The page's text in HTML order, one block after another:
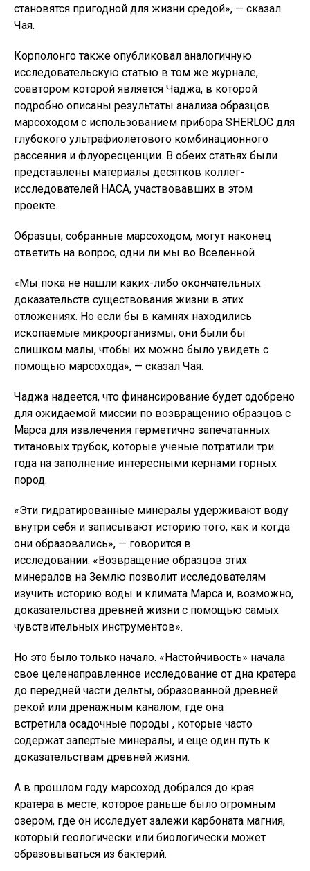
становятся пригодной для жизни средой», — сказал
Чая.
Корполонго также опубликовал аналогичную
исследовательскую статью в том же журнале,
соавтором которой является Чаджа, в которой
подробно описаны результаты анализа образцов
марсоходом с использованием прибора SHERLOC для
глубокого ультрафиолетового комбинационного
рассеяния и флуоресценции. В обеих статьях были
представлены материалы десятков коллег-
исследователей НАСА, участвовавших в этом
проекте.
Образцы, собранные марсоходом, могут наконец
ответить на вопрос, одни ли мы во Вселенной.
«Мы пока не нашли каких-либо окончательных
доказательств существования жизни в этих
отложениях. Но если бы в камнях находились
ископаемые микроорганизмы, они были бы
слишком малы, чтобы их можно было увидеть с
помощью марсохода», — сказал Чая.
Чаджа надеется, что финансирование будет одобрено
для ожидаемой миссии по возвращению образцов с
Марса для извлечения герметично запечатанных
титановых трубок, которые ученые потратили три
года на заполнение интересными кернами горных
пород.
«Эти гидратированные минералы удерживают воду
внутри себя и записывают историю того, как и когда
они образовались», — говорится в
исследовании. «Возвращение образцов этих
минералов на Землю позволит исследователям
изучить историю воды и климата Марса и, возможно,
доказательства древней жизни с помощью самых
чувствительных инструментов».
Но это было только начало. «Настойчивость» начала
свое целенаправленное исследование от дна кратера
до передней части дельты, образованной древней
рекой или дренажным каналом, где она
встретила осадочные породы , которые часто
содержат запертые минералы, и еще один путь к
доказательствам древней жизни.
А в прошлом году марсоход добрался до края
кратера в месте, которое раньше было огромным
озером, где он исследует залежи карбоната магния,
который геологически или биологически может
образовываться из бактерий.